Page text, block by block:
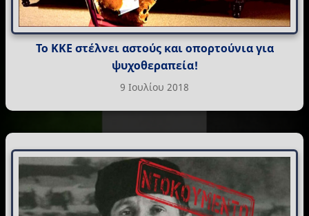
Το ΚΚΕ στέλνει αστούς και οπορτούνια για
ψυχοθεραπεία!
9 Ιουλίου 2018